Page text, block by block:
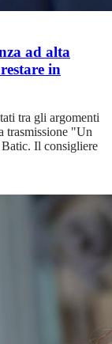
ad alta
in
tra gli argomenti
trasmissione "Un
Il consigliere